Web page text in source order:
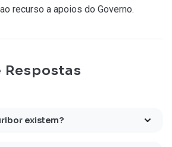
recurso a apoios do Governo.
Respostas
existem?